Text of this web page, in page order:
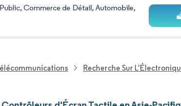
Commerce de Détail, Automobile,
Recherche Sur